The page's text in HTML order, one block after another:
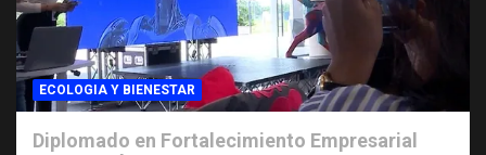
ECOLOGIA Y BIENESTAR
Diplomado en Fortalecimiento Empresarial